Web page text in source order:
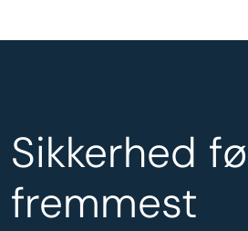
Sikkerhed
fremmest